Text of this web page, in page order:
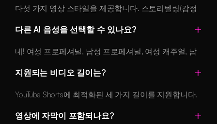
영상 편집 기술 없이도 바로 게시할 수 있는 숏폼 영상을
완성합니다.
다섯 가지 영상 스타일을 제공합니다. 스토리텔링(감정
브랜드 홍보), 교육(명확한 설명을 담은 정보 콘텐츠), 엔
츠), 튜토리얼(단계별 안내 영상)입니다. 각 스타일은 목
적에 맞게 페이싱과 비주얼, 톤을 최적화합니다.
다른 AI 음성을 선택할 수 있나요?
네! 여성 프로페셔널, 남성 프로페셔널, 여성 캐주얼, 남
지원되는 비디오 길이는?
YouTube Shorts에 최적화된 세 가지 길이를 지원합니다.
콘텐츠에 가장 잘 맞는 길이), 60초(튜토리얼, 스토리텔
영상에 자막이 포함되나요?